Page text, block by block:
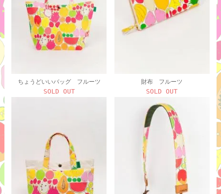
ちょうどいいバッグ フルーツ
SOLD OUT
財布 フルーツ
SOLD OUT